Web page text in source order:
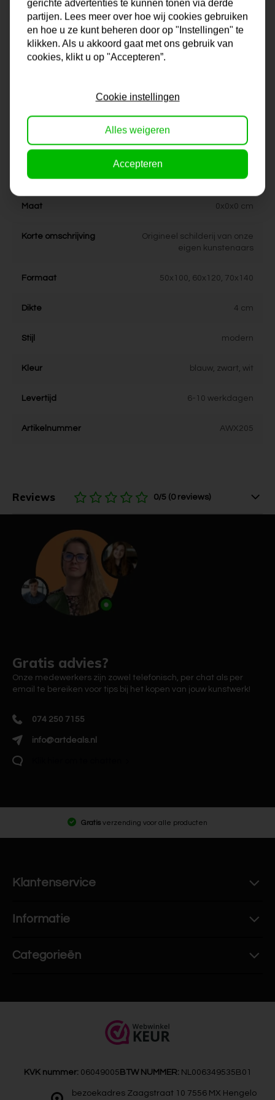
ontwerpen en schetsen voor hun schilderijen. Elke kunstenaar
heeft ook zijn of haar eigen specialiteit. De collectie schilderijen
bij Artdeals is daarom altijd een tikje eigenwijs en ook uniek te
noemen. Zit het juiste schilderij er niet voor je bij? Neem contact
Na je bestelling gaat onze kunstenaar voor je aan de slag.
Gratis verzending vanaf €99,95!
Specificaties
Maat 0x0x0 cm
Korte omschrijving
Origineel schilderij van onze
eigen kunstenaars
Formaat 50x100, 60x120, 70x140
Dikte 4 cm
Stijl modern
Kleur blauw, zwart, wit
Levertijd 6-10 werkdagen
Artikelnummer AWX205
Reviews 0/5 (0 reviews)
Gratis advies?
Onze medewerkers zijn zowel telefonisch, per chat als per
email te bereiken voor tips bij het kopen van jouw kunstwerk!
074 250 7155
info@artdeals.nl
Gratis verzending voor alle producten
Klantenservice
Informatie
Categorieën
bezoekadres Zaagstraat 10 7556 MX Hengelo
KVK nummer:06049005 BTW NUMMER:NL006349535B01
gerichte advertenties te kunnen tonen via derde
partijen. Lees meer over hoe wij cookies gebruiken
en hoe u ze kunt beheren door op "Instellingen" te
klikken. Als u akkoord gaat met ons gebruik van
cookies, klikt u op "Accepteren”.
Cookie instellingen
Alles weigeren
Accepteren